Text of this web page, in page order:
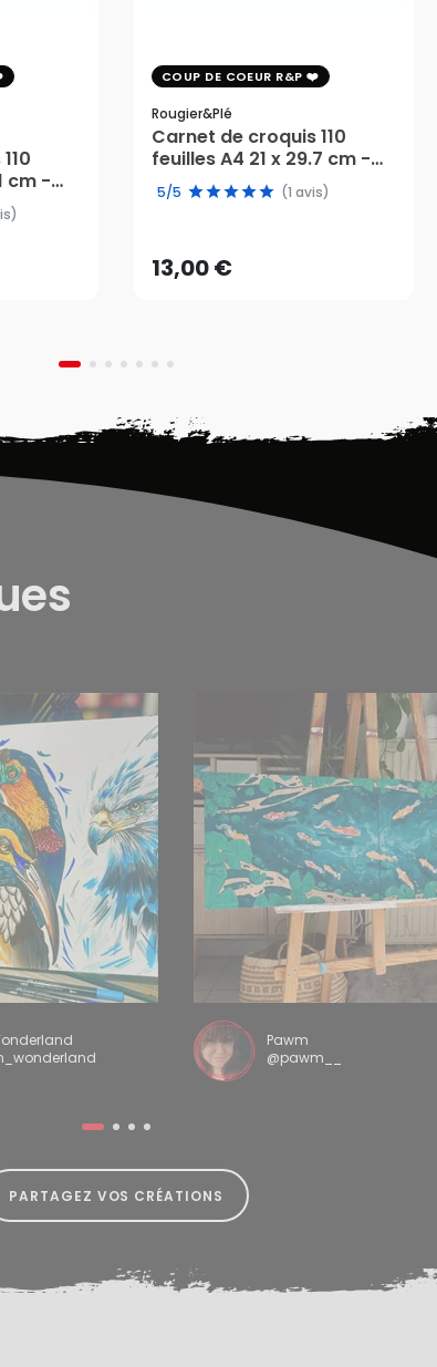
cm -
COUP DE COEUR R&P
Rougier&plé
Carnet de croquis 110
feuilles A4 21 x 29.7 cm -
Rougier&Plé
5/5 (1 avis)
13,00 €
13,00 €
AJOUTER AU PANIER
Pawm
@pawm__
PARTAGEZ VOS CRÉATIONS